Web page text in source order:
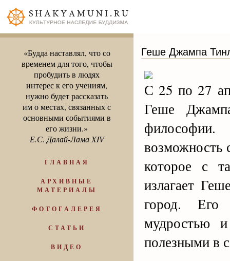
«Будда наставлял, что со
временем для того, чтобы
пробудить в людях
интерес к его учениям,
нужно будет рассказать
им о местах, связанных с
основными событиями в
его жизни.»
Е.С. Далай-Лама XIV
ГЛАВНАЯ
АРХИВНЫЕ
МАТЕРИАЛЫ
ФОТОГАЛЕРЕЯ
СТАТЬИ
ВИДЕО
Геше Джампа
С 25 по 27
Геше
возможность
которое с
излагает
город. Его
мудростью
полезными в